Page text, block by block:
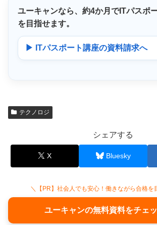
ユーキャンなら、 約4か月 でITパスポ
を目指せます。
▶ ITパスポート講座の資料請求へ
テクノロジ
シェアする
X Bluesky
＼【PR】社会人でも安心！働きながら合格を
ユーキャンの無料資料をチェ